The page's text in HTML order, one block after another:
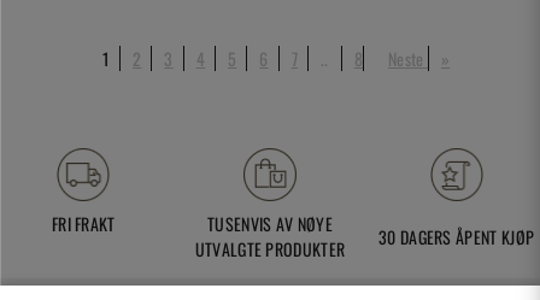
1 2 3 4 5 6 7 .. 8 Neste »
FRI FRAKT
TUSENVIS AV NØYE
UTVALGTE PRODUKTER
30 DAGERS ÅPENT KJØP